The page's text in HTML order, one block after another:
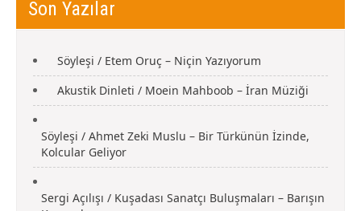
Son Yazılar
Söyleşi / Etem Oruç – Niçin Yazıyorum
Akustik Dinleti / Moein Mahboob – İran Müziği
Söyleşi / Ahmet Zeki Muslu – Bir Türkünün İzinde,
Kolcular Geliyor
Sergi Açılışı / Kuşadası Sanatçı Buluşmaları – Barışın